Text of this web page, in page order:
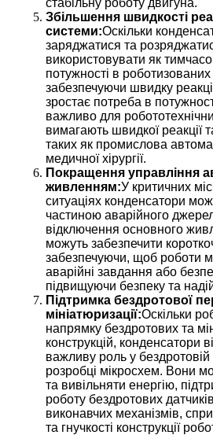
Збільшення швидкості
системи:Оскільки
заряджатися та
використовувати як
потужності в
забезпечуючи швидку
зростає потреба в
важливо для
вимагають швидкої реакції
таких як промислова
медичної хірургії.
Покращення управління
живленням:У критичних
ситуаціях конденсатори
частиною аварійного
відключення основного
можуть забезпечити
забезпечуючи, щоб роботи
аварійні завдання або
підвищуючи безпеку та
Підтримка бездротової
мініатюризації:Оскільки
напрямку бездротових та
конструкцій, конденсатори
важливу роль у бездротовій
розробці мікросхем. Вони
та вивільняти енергію,
роботу бездротових
виконавчих механізмів,
та гнучкості конструкції